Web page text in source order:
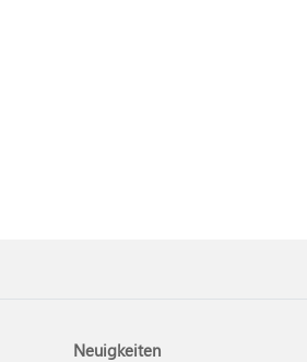
Neuigkeiten